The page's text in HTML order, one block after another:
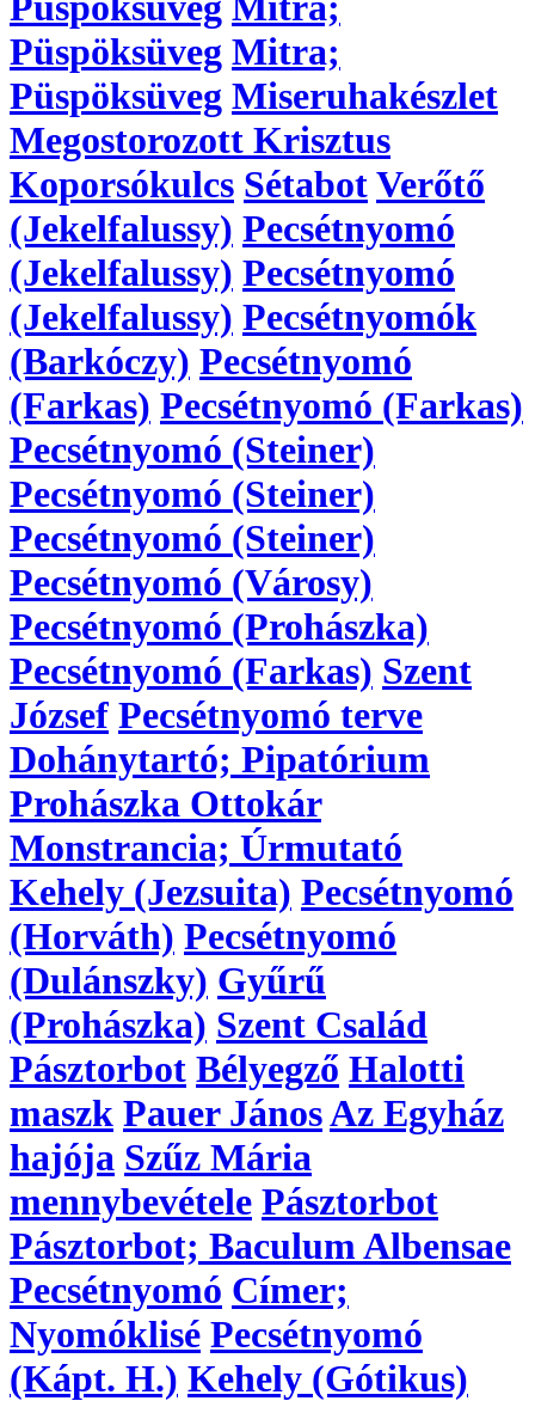
Püspöksüveg Mitra;
Püspöksüveg Miseruhakészlet
Megostorozott Krisztus
Koporsókulcs SétabotVerőtő
(Jekelfalussy) Pecsétnyomó
(Jekelfalussy) Pecsétnyomó
(Jekelfalussy) Pecsétnyomók
(Barkóczy) Pecsétnyomó
(Farkas) Pecsétnyomó (Farkas)
Pecsétnyomó (Steiner)
Pecsétnyomó (Steiner)
Pecsétnyomó (Steiner)
Pecsétnyomó (Városy)
Pecsétnyomó (Prohászka)
Pecsétnyomó (Farkas) Szent
József Pecsétnyomó terve
Dohánytartó; Pipatórium
Prohászka Ottokár
Monstrancia; Úrmutató
Kehely (Jezsuita) Pecsétnyomó
(Horváth) Pecsétnyomó
(Dulánszky) Gyűrű
(Prohászka) Szent Család
Pásztorbot Bélyegző Halotti
maszk Pauer JánosAz Egyház
hajója Szűz Mária
mennybevétele Pásztorbot
Pásztorbot; Baculum Albensae
Pecsétnyomó Címer;
Nyomóklisé Pecsétnyomó
(Kápt. H.) Kehely (Gótikus)